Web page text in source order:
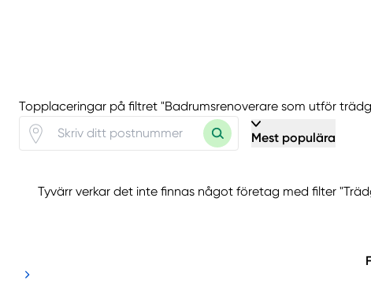
Topplaceringar på filtret "Badrumsrenoverare som utför
Mest populära
Tyvärr verkar det inte finnas något företag med filter